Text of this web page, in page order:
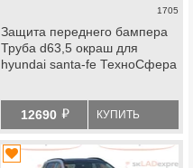
1705
Защита переднего бампера
Труба d63,5 окраш для
hyundai santa-fe ТехноСфера
12690 й КУПИТЬ